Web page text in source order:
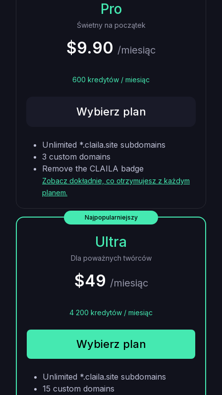
Pro
Świetny na początek
$9.90 /miesiąc
600 kredytów / miesiąc
Wybierz plan
Unlimited *.claila.site subdomains
3 custom domains
Remove the CLAILA badge
Zobacz dokładnie, co otrzymujesz z każdym
planem.
Najpopularniejszy
Ultra
Dla poważnych twórców
$49 /miesiąc
4 200 kredytów / miesiąc
Wybierz plan
Unlimited *.claila.site subdomains
15 custom domains